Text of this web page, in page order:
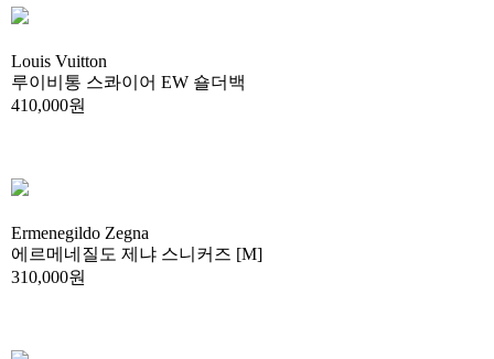
Louis Vuitton
루이비통 스콰이어 EW 숄더백
410,000원
Ermenegildo Zegna
에르메네질도 제냐 스니커즈 [M]
310,000원